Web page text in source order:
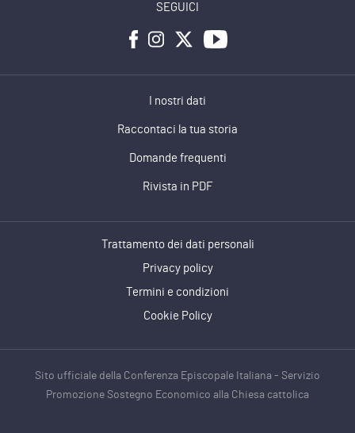
SEGUICI
I nostri dati
Raccontaci la tua storia
Domande frequenti
Rivista in PDF
Trattamento dei dati personali
Privacy policy
Termini e condizioni
Cookie Policy
Sito ufficiale della Conferenza Episcopale Italiana - Servizio
Promozione Sostegno Economico alla Chiesa cattolica